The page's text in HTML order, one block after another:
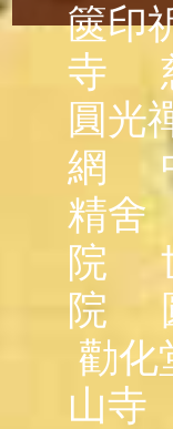
篋印
寺
圓光
網
精舍
院
院
勸化
山寺